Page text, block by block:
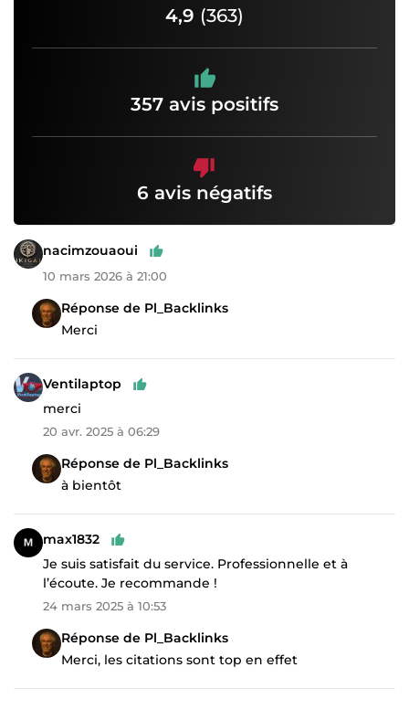
4,9 (363)
357 avis positifs
6 avis négatifs
nacimzouaoui
10 mars 2026 à 21:00
Réponse de Pl_Backlinks
Merci
Ventilaptop
merci
20 avr. 2025 à 06:29
Réponse de Pl_Backlinks
à bientôt
max1832
Je suis satisfait du service. Professionnelle et à
l’écoute. Je recommande !
24 mars 2025 à 10:53
Réponse de Pl_Backlinks
Merci, les citations sont top en effet